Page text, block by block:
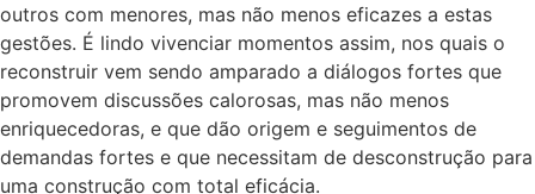
outros com menores, mas não menos eficazes a estas
gestões. É lindo vivenciar momentos assim, nos quais o
reconstruir vem sendo amparado a diálogos fortes que
promovem discussões calorosas, mas não menos
enriquecedoras, e que dão origem e seguimentos de
demandas fortes e que necessitam de desconstrução para
uma construção com total eficácia.